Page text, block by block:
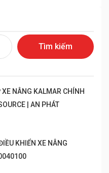
XE NÂNG KALMAR CHÍNH
| AN PHÁT
KHIỂN XE NÂNG